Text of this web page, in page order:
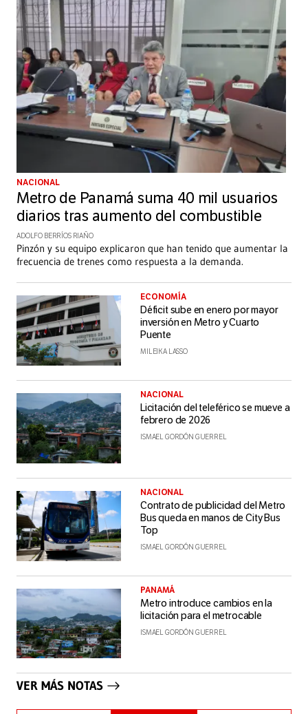
NACIONAL
Metro de Panamá suma 40 mil usuarios
diarios tras aumento del combustible
ADOLFO BERRÍOS RIAÑO
Pinzón y su equipo explicaron que han tenido que aumentar la
frecuencia de trenes como respuesta a la demanda.
ECONOMÍA
Déficit sube en enero por mayor
inversión en Metro y Cuarto
Puente
MILEIKA LASSO
NACIONAL
Licitación del teleférico se mueve a
febrero de 2026
ISMAEL GORDÓN GUERREL
NACIONAL
Contrato de publicidad del Metro
Bus queda en manos de City Bus
Top
ISMAEL GORDÓN GUERREL
PANAMÁ
Metro introduce cambios en la
licitación para el metrocable
ISMAEL GORDÓN GUERREL
VER MÁS NOTAS